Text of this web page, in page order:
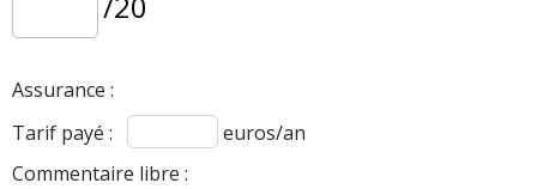
Assurance :
Tarif payé :
euros/an
Commentaire libre :